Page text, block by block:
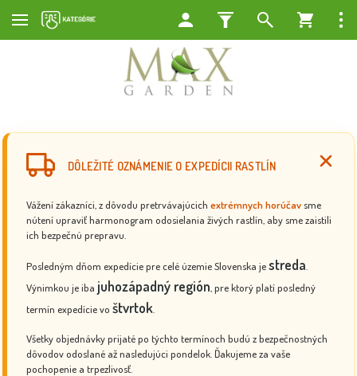
DÔLEŽITÉ OZNÁMENIE O EXPEDÍCII RASTLÍN
Vážení zákazníci, z dôvodu pretrvávajúcich extrémnych horúčav sme
nútení upraviť harmonogram odosielania živých rastlín, aby sme zaistili
ich bezpečnú prepravu.
Posledným dňom expedície pre celé územie Slovenska jestreda
Výnimkou je iba juhozápadný región , pre ktorý platí posledný
termín expedície vo štvrtok
Všetky objednávky prijaté po týchto termínoch budú z bezpečnostných
dôvodov odoslané až nasledujúci pondelok. Ďakujeme za vaše
pochopenie a trpezlivosť.